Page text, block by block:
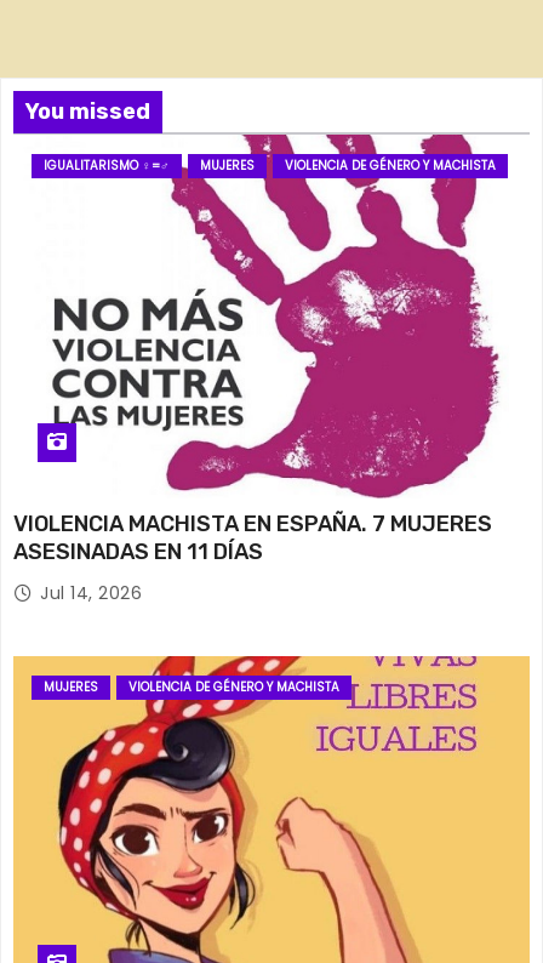
You missed
IGUALITARISMO ♀=♂ MUJERES VIOLENCIA DE GÉNERO Y MACHISTA
VIOLENCIA MACHISTA EN ESPAÑA. 7 MUJERES
ASESINADAS EN 11 DÍAS
Jul 14, 2026
MUJERES VIOLENCIA DE GÉNERO Y MACHISTA